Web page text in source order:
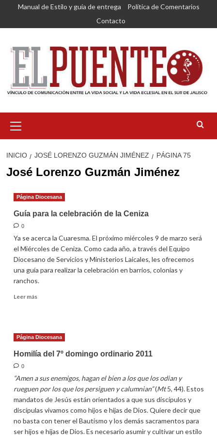
Saltar
contenido
Manual de Estilo y guía de entrega
Política de Comentarios
Contacto
primario
INICIO JOSÉ LORENZO GUZMÁN JIMÉNEZ PÁGINA 75
José Lorenzo Guzmán Jiménez
Página Diocesana
Guía para la celebración de la Ceniza
0
Ya se acerca la Cuaresma. El próximo miércoles 9 de marzo será
el Miércoles de Ceniza. Como cada año, a través del Equipo
Diocesano de Servicios y Ministerios Laicales, les ofrecemos
una guía para realizar la celebración en barrios, colonias y
ranchos.
Leer másLeer
para
la
celebración
Ceniza
Página Diocesana
Homilía del 7º domingo ordinario 2011
0
“Amen a sus enemigos, hagan el bien a los que los odian y
rueguen por los que los persiguen y calumnian”(Mt5, 44). Estos
mandatos de Jesús están orientados a que sus discípulos y
discípulas vivamos como hijos e hijas de Dios. Quiere decir que
no basta con tener el Bautismo y los demás sacramentos para
ser hijos e hijas de Dios. Es necesario asumir y cultivar un estilo